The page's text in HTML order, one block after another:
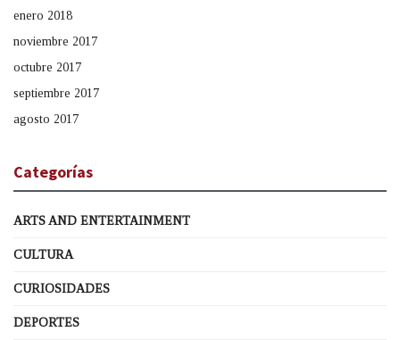
enero 2018
noviembre 2017
octubre 2017
septiembre 2017
agosto 2017
Categorías
ARTS AND ENTERTAINMENT
CULTURA
CURIOSIDADES
DEPORTES